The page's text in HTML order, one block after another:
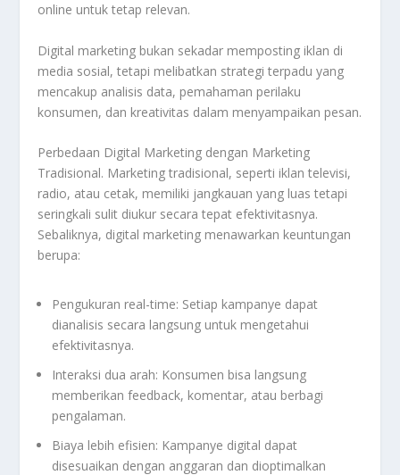
online untuk tetap relevan.
Digital marketing bukan sekadar memposting iklan di
media sosial, tetapi melibatkan strategi terpadu yang
mencakup analisis data, pemahaman perilaku
konsumen, dan kreativitas dalam menyampaikan pesan.
Perbedaan Digital Marketing dengan Marketing
Tradisional. Marketing tradisional, seperti iklan televisi,
radio, atau cetak, memiliki jangkauan yang luas tetapi
seringkali sulit diukur secara tepat efektivitasnya.
Sebaliknya, digital marketing menawarkan keuntungan
berupa:
Pengukuran real-time: Setiap kampanye dapat
dianalisis secara langsung untuk mengetahui
efektivitasnya.
Interaksi dua arah: Konsumen bisa langsung
memberikan feedback, komentar, atau berbagi
pengalaman.
Biaya lebih efisien: Kampanye digital dapat
disesuaikan dengan anggaran dan dioptimalkan